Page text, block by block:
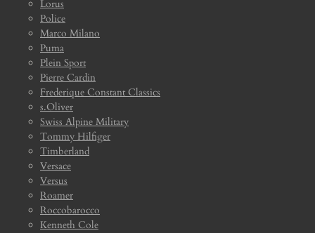
Lorus
Police
Marco Milano
Puma
Plein Sport
Pierre Cardin
Frederique Constant Classics
s.Oliver
Swiss Alpine Military
Tommy Hilfiger
Timberland
Versace
Versus
Roamer
Roccobarocco
Kenneth Cole